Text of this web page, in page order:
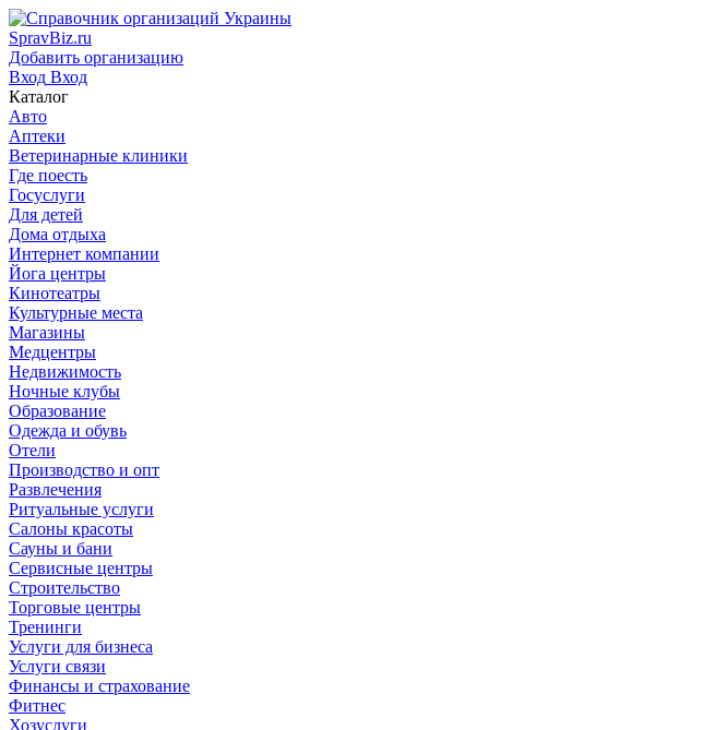
SpravBiz.ru
Добавить организацию
Вход Вход
Каталог
Авто
Аптеки
Ветеринарные клиники
Где поесть
Госуслуги
Для детей
Дома отдыха
Интернет компании
Йога центры
Кинотеатры
Культурные места
Магазины
Медцентры
Недвижимость
Ночные клубы
Образование
Одежда и обувь
Отели
Производство и опт
Развлечения
Ритуальные услуги
Салоны красоты
Сауны и бани
Сервисные центры
Строительство
Торговые центры
Тренинги
Услуги для бизнеса
Услуги связи
Финансы и страхование
Фитнес
Хозуслуги